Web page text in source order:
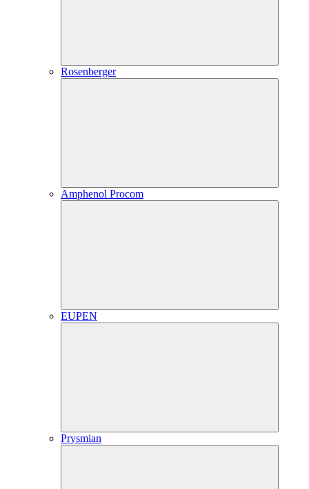
Rosenberger
Amphenol Procom
EUPEN
Prysmian